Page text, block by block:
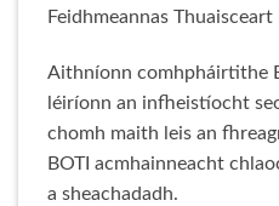
Feidhmeannas Thuaisceart
Aithníonn comhpháirtithe
léiríonn an infheistíocht
chomh maith leis an
BOTI acmhainneacht
a sheachadadh.